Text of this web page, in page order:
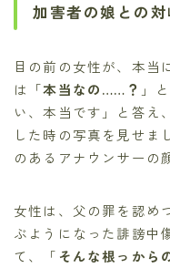
加害者の娘との対
目の前の女性が、本当
は「本当なの……？ 」
い、本当です」と答え
した時の写真を見せま
のあるアナウンサーの
女性は、父の罪を認め
ぶようになった誹謗中
て、「 そんな根っから